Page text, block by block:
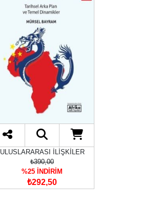
ULUSLARARASI İLİŞKİLER
₺390,00
%25 İNDİRİM
₺292,50